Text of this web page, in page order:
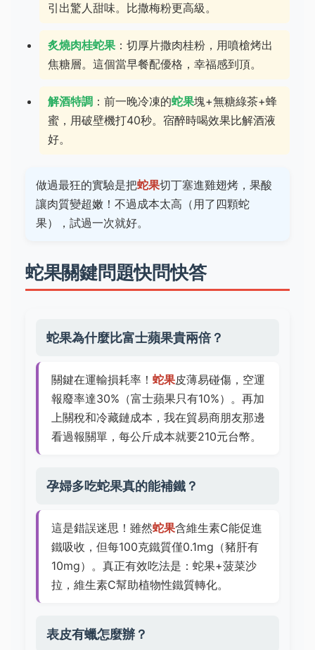
引出驚人甜味。比撒梅粉更高級。
炙燒肉桂蛇果 ：切厚片撒肉桂粉，用噴槍烤出
焦糖層。這個當早餐配優格，幸福感到頂。
解酒特調 ：前一晚冷凍的蛇果塊+無糖綠茶+蜂
蜜，用破壁機打40秒。宿醉時喝效果比解酒液
好。
做過最狂的實驗是把蛇果切丁塞進雞翅烤，果酸
讓肉質變超嫩！不過成本太高（用了四顆蛇
果），試過一次就好。
蛇果關鍵問題快問快答
蛇果為什麼比富士蘋果貴兩倍？
關鍵在運輸損耗率！ 蛇果皮薄易碰傷，空運
報廢率達30%（富士蘋果只有10%）。再加
上關稅和冷藏鏈成本，我在貿易商朋友那邊
看過報關單，每公斤成本就要210元台幣。
孕婦多吃蛇果真的能補鐵？
這是錯誤迷思！雖然蛇果含維生素C能促進
鐵吸收，但每100克鐵質僅0.1mg（豬肝有
10mg）。真正有效吃法是：蛇果+菠菜沙
拉，維生素C幫助植物性鐵質轉化。
表皮有蠟怎麼辦？